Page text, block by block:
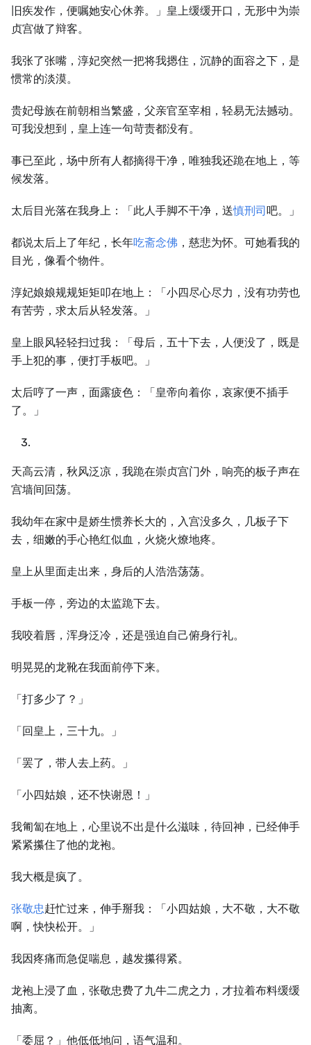
旧疾发作，便嘱她安心休养。」皇上缓缓开口，无形中为崇
贞宫做了辩客。
我张了张嘴，淳妃突然一把将我摁住，沉静的面容之下，是
惯常的淡漠。
贵妃母族在前朝相当繁盛，父亲官至宰相，轻易无法撼动。
可我没想到，皇上连一句苛责都没有。
事已至此，场中所有人都摘得干净，唯独我还跪在地上，等
候发落。
太后目光落在我身上：「此人手脚不干净，送慎刑司吧。」
都说太后上了年纪，长年吃斋念佛 ，慈悲为怀。可她看我的
目光，像看个物件。
淳妃娘娘规规矩矩叩在地上：「小四尽心尽力，没有功劳也
有苦劳，求太后从轻发落。」
皇上眼风轻轻扫过我：「母后，五十下去，人便没了，既是
手上犯的事，便打手板吧。」
太后哼了一声，面露疲色：「皇帝向着你，哀家便不插手
了。」
天高云清，秋风泛凉，我跪在崇贞宫门外，响亮的板子声在
宫墙间回荡。
我幼年在家中是娇生惯养长大的，入宫没多久，几板子下
去，细嫩的手心艳红似血，火烧火燎地疼。
皇上从里面走出来，身后的人浩浩荡荡。
手板一停，旁边的太监跪下去。
我咬着唇，浑身泛冷，还是强迫自己俯身行礼。
明晃晃的龙靴在我面前停下来。
「打多少了？」
「回皇上，三十九。」
「罢了，带人去上药。」
「小四姑娘，还不快谢恩！」
我匍匐在地上，心里说不出是什么滋味，待回神，已经伸手
紧紧攥住了他的龙袍。
我大概是疯了。
张敬忠赶忙过来，伸手掰我：「小四姑娘，大不敬，大不敬
啊，快快松开。」
我因疼痛而急促喘息，越发攥得紧。
龙袍上浸了血，张敬忠费了九牛二虎之力，才拉着布料缓缓
抽离。
「委屈？」他低低地问，语气温和。